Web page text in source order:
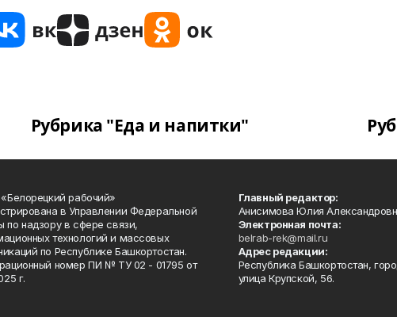
Рубрика "Еда и напитки"
«Белорецкий рабочий»
в Управлении Федеральной
по надзору в сфере связи,
технологий и массовых
по Республике Башкортостан.
номер ПИ № ТУ 02 - 01795 от
г.
Главный редактор:
Анисимова Юлия
Электронная почта:
belrab-rek@mail.ru
Адрес редакции:
Республика Башкортостан,
улица Крупской, 56.